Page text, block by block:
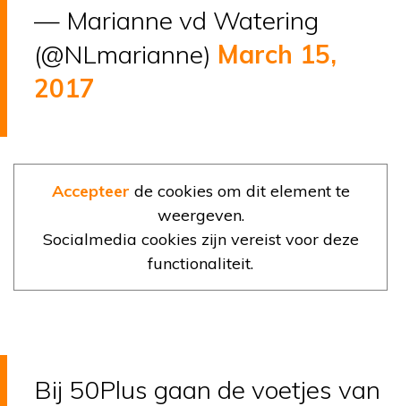
— Marianne vd Watering
(@NLmarianne) March 15,
2017
Accepteer de cookies om dit element te
weergeven.
Socialmedia cookies zijn vereist voor deze
functionaliteit.
Bij 50Plus gaan de voetjes van